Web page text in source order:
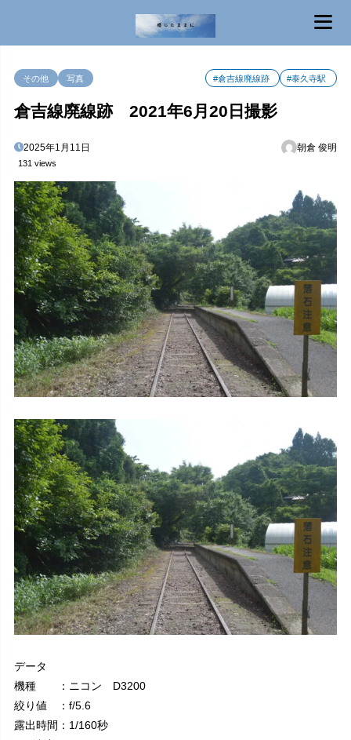
その他 写真 #倉吉線廃線跡 #泰久寺駅
倉吉線廃線跡 2021年6月20日撮影
2025年1月11日 朝倉 俊明
131 views
データ
機種 ：ニコン D3200
絞り値 ：f/5.6
露出時間：1/160秒